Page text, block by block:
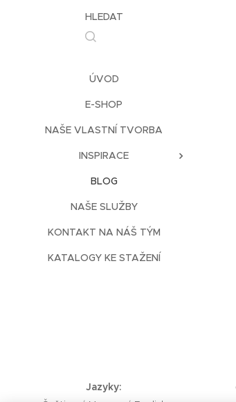
HLEDAT
ÚVOD
E-SHOP
NAŠE VLASTNÍ TVORBA
INSPIRACE
BLOG
NAŠE SLUŽBY
KONTAKT NA NÁŠ TÝM
KATALOGY KE STAŽENÍ
Jazyky